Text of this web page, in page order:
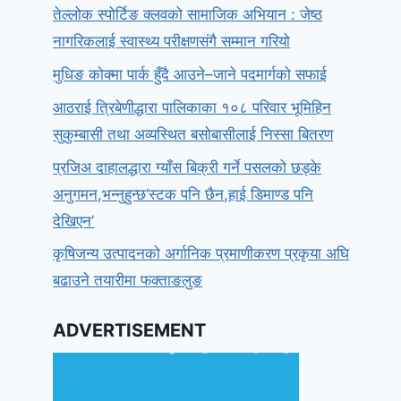
तेल्लोक स्पोर्टिङ क्लवको सामाजिक अभियान : जेष्ठ
नागरिकलाई स्वास्थ्य परीक्षणसंगै सम्मान गरियो
मुधिङ कोक्मा पार्क हुँदै आउने–जाने पदमार्गको सफाई
आठराई त्रिबेणीद्धारा पालिकाका १०८ परिवार भूमिहिन
सुकुम्बासी तथा अव्यस्थित बसोबासीलाई निस्सा बितरण
प्रजिअ दाहालद्धारा ग्याँस बिक्री गर्ने पसलको छड्के
अनुगमन,भन्नुहुन्छ‘स्टक पनि छैन,हाई डिमाण्ड पनि
देखिएन’
कृषिजन्य उत्पादनको अर्गानिक प्रमाणीकरण प्रकृया अघि
बढाउने तयारीमा फक्ताङलुङ
ADVERTISEMENT